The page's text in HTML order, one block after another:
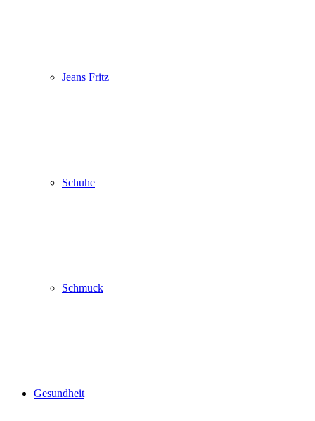
Jeans Fritz
Schuhe
Schmuck
Gesundheit